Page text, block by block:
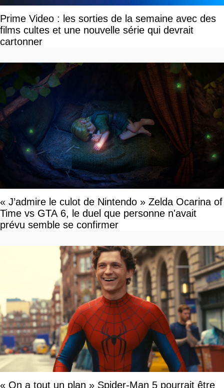
Prime Video : les sorties de la semaine avec des
films cultes et une nouvelle série qui devrait
cartonner
« J’admire le culot de Nintendo » Zelda Ocarina of
Time vs GTA 6, le duel que personne n'avait
prévu semble se confirmer
« On a tout un plan » Spider-Man 5 pourrait être